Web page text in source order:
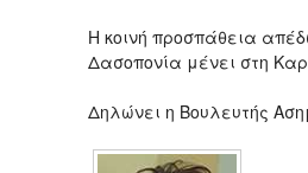
Η κοινή προσπάθεια
Δασοπονία μένει στη
Δηλώνει η Βουλευτής